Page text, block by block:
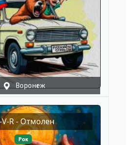
Воронеж
V-R - Отмолен
Рок